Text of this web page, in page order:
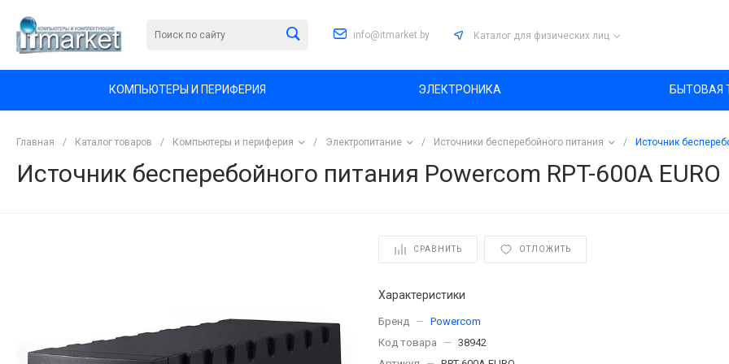
info@itmarket.by Каталог для физических лиц
КОМПЬЮТЕРЫ И ПЕРИФЕРИЯ ЭЛЕКТРОНИКА БЫТОВАЯ
Главная / Каталог товаров / Компьютеры и периферия / Электропитание / Источники бесперебойного питания / Источник
Источник бесперебойного питания Powercom RPT-600A EURO
СРАВНИТЬ ОТЛОЖИТЬ
Характеристики
Бренд — Powercom
Код товара
— 38942